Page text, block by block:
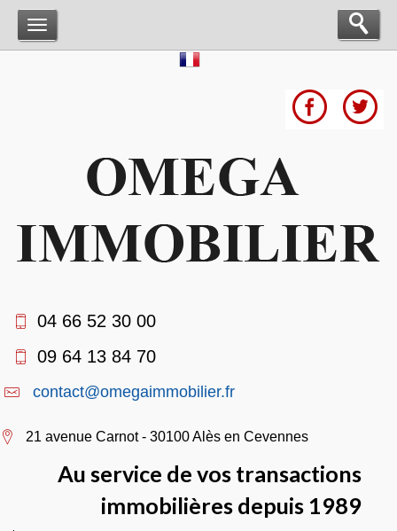
04 66 52 30 00
09 64 13 84 70
contact@omegaimmobilier.fr
21 avenue Carnot - 30100 Alès en Cevennes
Au service de vos transactions
immobilières depuis 1989